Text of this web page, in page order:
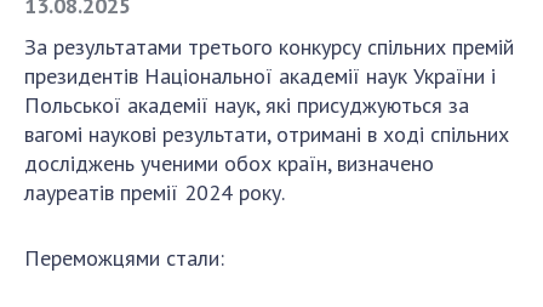
СТРУКТУРА
Президія НАН України
Апарат Президії
Секція фізико-технічних і математичних
Секція хімічних і біологічних наук
За результатами третього конкурсу спільних премій
президентів Національної академії наук України і
Польської академії наук, які присуджуються за
вагомі наукові результати, отримані в ході спільних
досліджень ученими обох країн, визначено
лауреатів премії 2024 року.
Переможцями стали: